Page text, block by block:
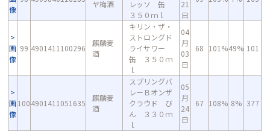
像
ヤ梅酒
レッソ 缶
３５０ｍｌ
21
日
画
像
99 4901411100296
麒麟麦
酒
キリン・ザ・
ストロングド
ライサワー
缶 ３５０ｍ
ｌ
04
月
03
日
68 101%49% 101
画
像
1004901411051635
麒麟麦
酒
スプリングバ
レーＢオンザ
クラウド び
ん ３３０ｍ
ｌ
05
月
24
日
67 108% 8% 377